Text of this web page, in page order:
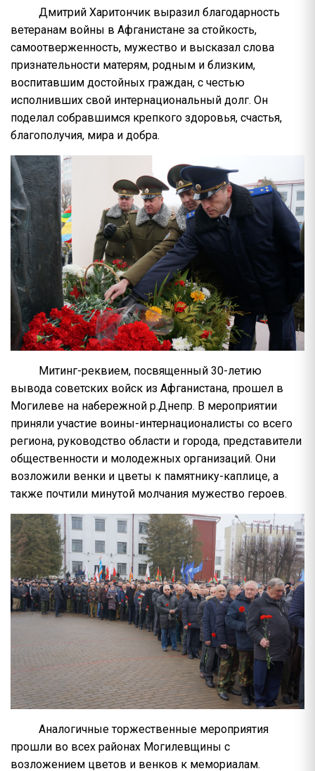
Дмитрий Харитончик выразил благодарность
ветеранам войны в Афганистане за стойкость,
самоотверженность, мужество и высказал слова
признательности матерям, родным и близким,
воспитавшим достойных граждан, с честью
исполнивших свой интернациональный долг. Он
поделал собравшимся крепкого здоровья, счастья,
благополучия, мира и добра.
Митинг-реквием, посвященный 30-летию
вывода советских войск из Афганистана, прошел в
Могилеве на набережной р.Днепр. В мероприятии
приняли участие воины-интернационалисты со всего
региона, руководство области и города, представители
общественности и молодежных организаций. Они
возложили венки и цветы к памятнику-каплице, а
также почтили минутой молчания мужество героев.
Аналогичные торжественные мероприятия
прошли во всех районах Могилевщины с
возложением цветов и венков к мемориалам.